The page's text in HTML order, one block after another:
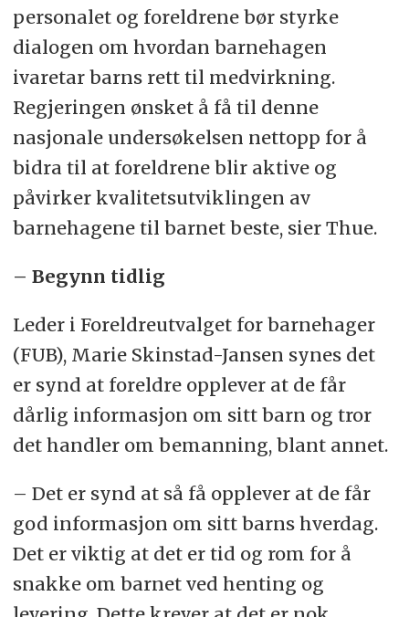
personalet og foreldrene bør styrke
dialogen om hvordan barnehagen
ivaretar barns rett til medvirkning.
Regjeringen ønsket å få til denne
nasjonale undersøkelsen nettopp for å
bidra til at foreldrene blir aktive og
påvirker kvalitetsutviklingen av
barnehagene til barnet beste, sier Thue.
– Begynn tidlig
Leder i Foreldreutvalget for barnehager
(FUB), Marie Skinstad-Jansen synes det
er synd at foreldre opplever at de får
dårlig informasjon om sitt barn og tror
det handler om bemanning, blant annet.
– Det er synd at så få opplever at de får
god informasjon om sitt barns hverdag.
Det er viktig at det er tid og rom for å
snakke om barnet ved henting og